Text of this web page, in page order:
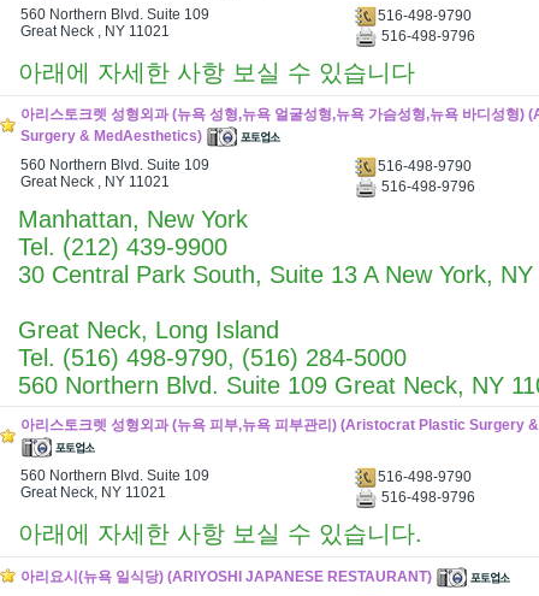
560 Northern Blvd. Suite 109
Great Neck , NY 11021
516-498-9790
516-498-9796
아래에 자세한 사항 보실 수 있습니다
아리스토크렛 성형외과 (뉴욕 성형,뉴욕 얼굴성형,뉴욕 가슴성형,뉴욕 바디성형
Surgery & MedAesthetics)
560 Northern Blvd. Suite 109
Great Neck , NY 11021
516-498-9790
516-498-9796
Manhattan, New York
Tel. (212) 439-9900
30 Central Park South, Suite 13 A New York,
Great Neck, Long Island
Tel. (516) 498-9790, (516) 284-5000
560 Northern Blvd. Suite 109 Great Neck, NY
아리스토크렛 성형외과 (뉴욕 피부,뉴욕 피부관리) (Aristocrat Plastic Surgery
560 Northern Blvd. Suite 109
Great Neck, NY 11021
516-498-9790
516-498-9796
아래에 자세한 사항 보실 수 있습니다.
아리요시(뉴욕 일식당) (ARIYOSHI JAPANESE RESTAURANT)